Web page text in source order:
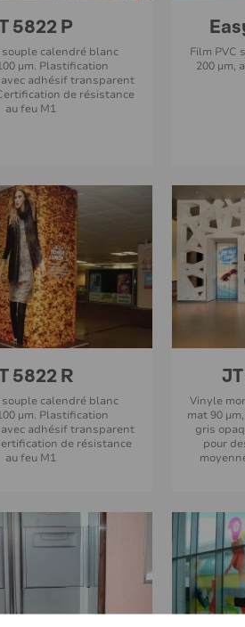
5822 P
calendré blanc
µm. Plastification
adhésif transparent
de résistance
au feu M1
Film PVC
200 µm,
5822 R
calendré blanc
µm. Plastification
adhésif transparent
de résistance
au feu M1
Vinyle
mat 90
gris
pour